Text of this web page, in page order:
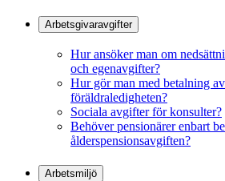
Arbetsgivaravgifter
Hur ansöker man om
och egenavgifter?
Hur gör man med betalning
föräldraledigheten?
Sociala avgifter för konsulter?
Behöver pensionärer enbart
ålderspensionsavgiften?
Arbetsmiljö